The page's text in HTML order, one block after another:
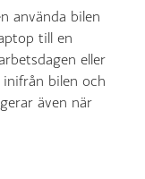
använda bilen
till en
eller
bilen och
även när